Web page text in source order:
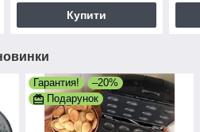
Купити
Гарантия!
–20%
Подарунок